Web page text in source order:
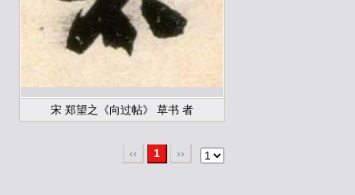
宋 郑望之《向过帖》 草书 者
‹‹ 1 ››